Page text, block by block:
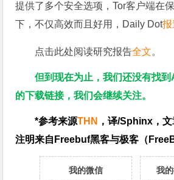
提供了多个安全选项，Tor客户端在
下，不仅高效而且好用，Daily Dot
点击此处阅读研究报告全文。
但到现在为止，我们还没有找
的下载链接，我们会继续关注。
*参考来源THN ，译/Sphinx，
注明来自Freebuf黑客与极客（
我的微信
我